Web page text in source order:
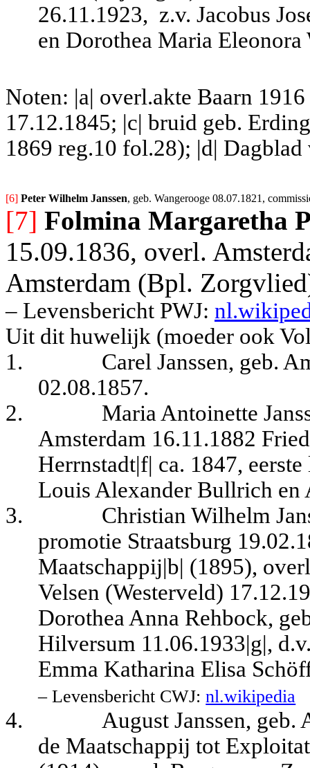
26.11.1923, z.v. Jacobus
en Dorothea Maria Eleonora
Noten: |a| overl.akte Baarn
17.12.1845; |c| bruid geb.
1869 reg.10 fol.28); |d| Dagblad
[6] Peter Wilhelm Janssen, geb. Wangerooge 08.07.1821,
[7] Folmina Margaretha
15.09.1836, overl.
Amsterdam (Bpl.
– Levensbericht PWJ:
Uit dit huwelijk (moeder ook
1.
Carel Janssen, geb.
02.08.1857.
2.
Maria Antoinette
Amsterdam 16.11.1882
Herrnstadt|f| ca. 1847,
Louis Alexander Bullrich en
3.
Christian Wilhelm
promotie Straatsburg
Maatschappij|b| (1895),
Velsen (Westerveld)
Dorothea Anna Rehbock,
Hilversum 11.06.1933|g|,
Emma Katharina Elisa
– Levensbericht CWJ:nl.wikipedia
4.
August Janssen,
de Maatschappij tot